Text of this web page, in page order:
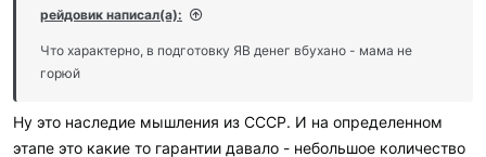
рейдовик написал(а):
Что характерно, в подготовку ЯВ денег вбухано - мама не
горюй
Ну это наследие мышления из СССР. И на определенном
этапе это какие то гарантии давало - небольшое количество